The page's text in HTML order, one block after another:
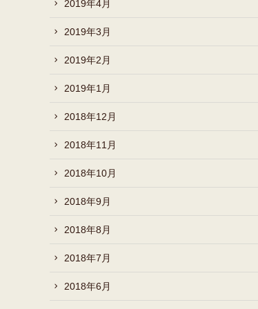
2019年4月
2019年3月
2019年2月
2019年1月
2018年12月
2018年11月
2018年10月
2018年9月
2018年8月
2018年7月
2018年6月